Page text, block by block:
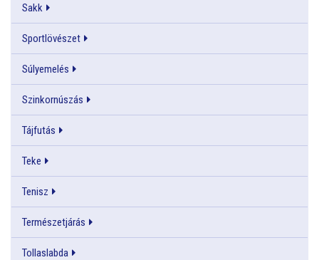
Sakk
Sportlövészet
Súlyemelés
Szinkornúszás
Tájfutás
Teke
Tenisz
Természetjárás
Tollaslabda